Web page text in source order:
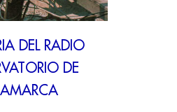
DEL RADIO
DE